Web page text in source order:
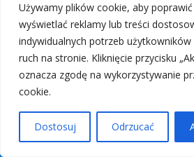
Używamy plików cookie, aby
wyświetlać reklamy lub treści
indywidualnych potrzeb
ruch na stronie. Kliknięcie przycisku
oznacza zgodę na wykorzystywanie
cookie.
Dostosuj Odrzucać